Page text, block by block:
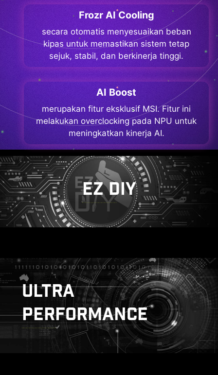
Frozr AI Cooling
secara otomatis menyesuaikan beban
kipas untuk memastikan sistem tetap
sejuk, stabil, dan berkinerja tinggi.
AI Boost
merupakan fitur eksklusif MSI. Fitur ini
melakukan overclocking pada NPU untuk
meningkatkan kinerja AI.
EZ DIY
ULTRA
PERFORMANCE